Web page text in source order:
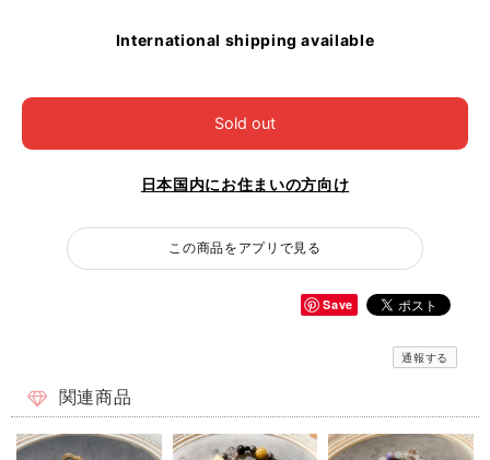
International shipping available
Sold out
日本国内にお住まいの方向け
この商品をアプリで見る
Save
通報する
関連商品